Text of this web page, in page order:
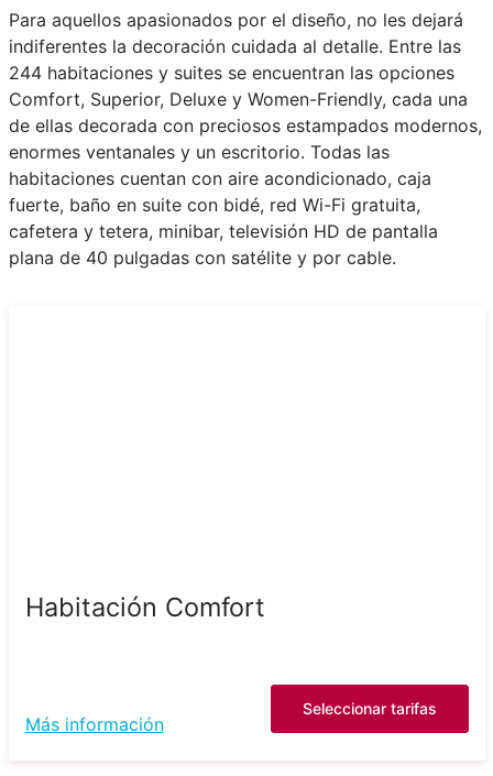
Para aquellos apasionados por el diseño, no les dejará
indiferentes la decoración cuidada al detalle. Entre las
244 habitaciones y suites se encuentran las opciones
Comfort, Superior, Deluxe y Women-Friendly, cada una
de ellas decorada con preciosos estampados modernos,
enormes ventanales y un escritorio. Todas las
habitaciones cuentan con aire acondicionado, caja
fuerte, baño en suite con bidé, red Wi-Fi gratuita,
cafetera y tetera, minibar, televisión HD de pantalla
plana de 40 pulgadas con satélite y por cable.
Habitación Comfort
Más información
Seleccionar tarifas